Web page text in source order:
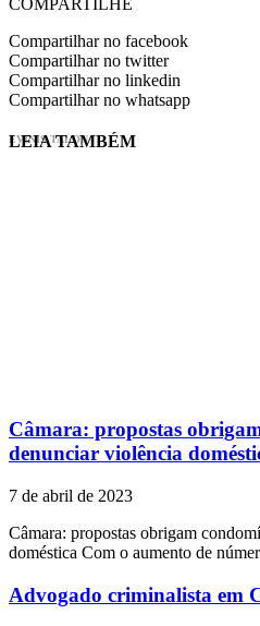
COMPARTILHE
Compartilhar no facebook
Compartilhar no twitter
Compartilhar no linkedin
Compartilhar no whatsapp
EVINIS TALON
LEIA TAMBÉM
Câmara: propostas
denunciar violência
7 de abril de 2023
Câmara: propostas obrigam
doméstica Com o aumento de
Advogado criminalista em